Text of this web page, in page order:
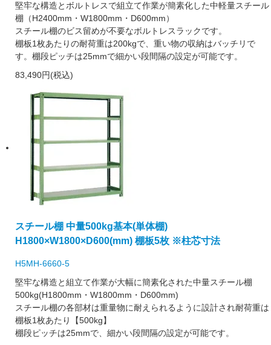
堅牢な構造とボルトレスで組立て作業が簡素化した中軽量スチール
棚（H2400mm・W1800mm・D600mm）
スチール棚のビス留めが不要なボルトレスラックです。
棚板1枚あたりの耐荷重は200kgで、重い物の収納はバッチリで
す。棚段ピッチは25mmで細かい段間隔の設定が可能です。
83,490円(税込)
スチール棚 中量500kg基本(単体棚)
H1800×W1800×D600(mm) 棚板5枚 ※柱芯寸法
H5MH-6660-5
堅牢な構造と組立て作業が大幅に簡素化された中量スチール棚
500kg(H1800mm・W1800mm・D600mm)
スチール棚の各部材は重量物に耐えられるように設計され耐荷重は
棚板1枚あたり【500kg】
棚段ピッチは25mmで、細かい段間隔の設定が可能です。